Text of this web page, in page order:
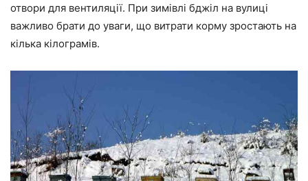
отвори для вентиляції. При зимівлі бджіл на вулиці
важливо брати до уваги, що витрати корму зростають на
кілька кілограмів.